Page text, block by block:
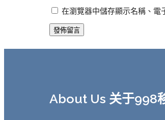
在瀏覽器中儲存顯示名稱、電
About Us 关于998